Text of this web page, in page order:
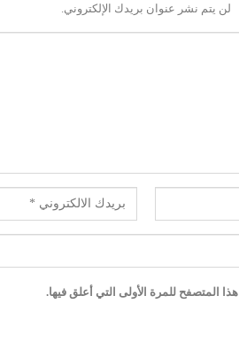
لن يتم نشر عنوان بريدك الإلكتروني.
المتصفح للمرة الأولى التي أعلق فيها.